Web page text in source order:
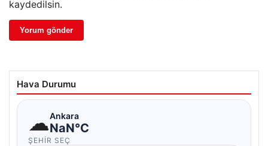
kaydedilsin.
Hava Durumu
☁Ankara
NaN°C
ŞEHIR SEÇ